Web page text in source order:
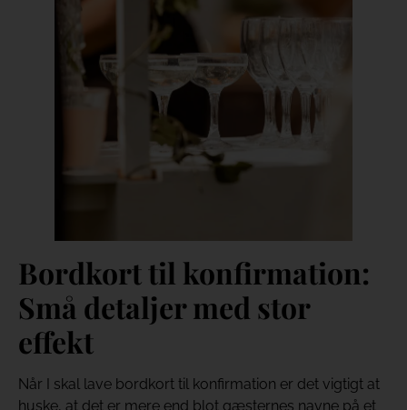
Bordkort til konfirmation:
Små detaljer med stor
effekt
Når I skal lave bordkort til konfirmation er det vigtigt at
huske, at det er mere end blot gæsternes navne på et